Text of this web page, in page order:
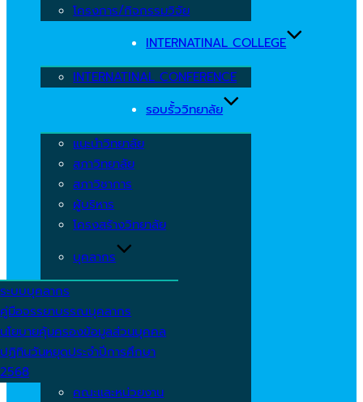
โครงการ/กิจกรรมวิจัย
INTERNATINAL COLLEGE
INTERNATINAL CONFERENCE
รอบรั้ววิทยาลัย
แนะนำวิทยาลัย
สภาวิทยาลัย
สภาวิชาการ
ผู้บริหาร
โครงสร้างวิทยาลัย
บุคลากร
ระบบบุคลากร
คู่มือจรรยาบรรณบุคลากร
นโยบายคุ้มครองข้อมูลส่วนบุคคล
ปฏิทินวันหยุดประจำปีการศึกษา
2568
คณะและหน่วยงาน